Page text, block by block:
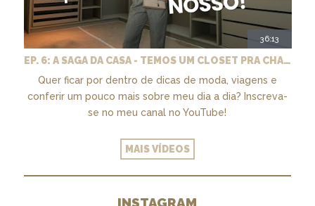
36:13
EP. 6: A SAGA DA CASA - TEMOS UM CLOSET PRA CHAMAR DE NOSSO + MARCENARIA E PAISAGISMO
Quer ficar por dentro de dicas de moda, viagens e
conferir um pouco mais sobre meu dia a dia? Inscreva-
se no meu canal no YouTube!
MAIS VÍDEOS
INSTAGRAM